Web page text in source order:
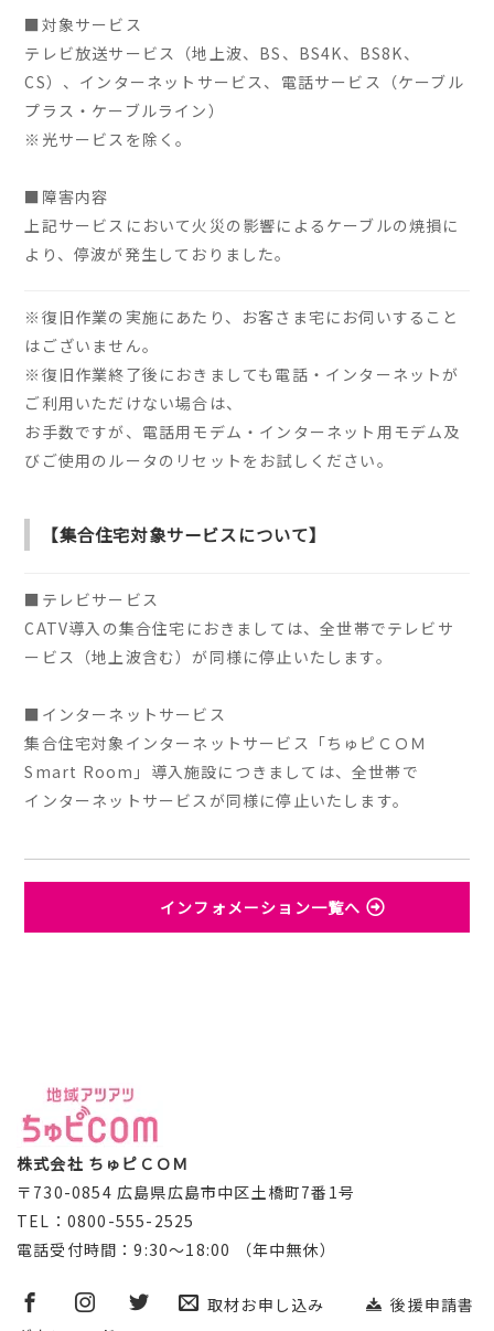
■対象サービス
テレビ放送サービス（地上波、BS、BS4K、BS8K、
CS）、インターネットサービス、電話サービス（ケーブル
プラス・ケーブルライン）
※光サービスを除く。
■障害内容
上記サービスにおいて火災の影響によるケーブルの焼損に
より、停波が発生しておりました。
※復旧作業の実施にあたり、お客さま宅にお伺いすること
はございません。
※復旧作業終了後におきましても電話・インターネットが
ご利用いただけない場合は、
お手数ですが、電話用モデム・インターネット用モデム及
びご使用のルータのリセットをお試しください。
【集合住宅対象サービスについて】
■テレビサービス
CATV導入の集合住宅におきましては、全世帯でテレビサ
ービス（地上波含む）が同様に停止いたします。
■インターネットサービス
集合住宅対象インターネットサービス「ちゅピＣＯＭ
Smart Room」導入施設につきましては、全世帯で
インターネットサービスが同様に停止いたします。
インフォメーション一覧へ
株式会社 ちゅピＣＯＭ
〒730-0854 広島県広島市中区土橋町7番1号
TEL：0800-555-2525
電話受付時間：9:30～18:00 （年中無休）
取材お申し込み
後援申請書